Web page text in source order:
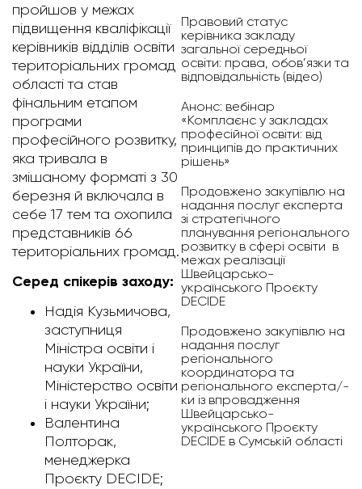
пройшов у межах
підвищення кваліфікації
керівників відділів освіти
територіальних громад
області та став
фінальним етапом
програми
професійного розвитку,
яка тривала в
змішаному форматі з 30
березня й включала в
себе 17 тем та охопила
представників 66
територіальних громад.
Серед спікерів заходу:
Надія Кузьмичова,
заступниця
Міністра освіти і
науки України,
Міністерство освіти
і науки України;
Валентина
Полторак,
менеджерка
Проєкту DECIDE;
Правовий статус
керівника закладу
загальної середньої
освіти: права, обов’язки та
відповідальність (відео)
Анонс: вебінар
«Комплаєнс у закладах
професійної освіти: від
принципів до практичних
рішень»
Продовжено закупівлю на
надання послуг експерта
зі стратегічного
планування регіонального
розвитку в сфері освіти в
межах реалізації
Швейцарсько-
українського Проєкту
DECIDE
Продовжено закупівлю на
надання послуг
регіонального
координатора та
регіонального експерта/-
ки із впровадження
Швейцарсько-
українського Проєкту
DECIDE в Сумській області